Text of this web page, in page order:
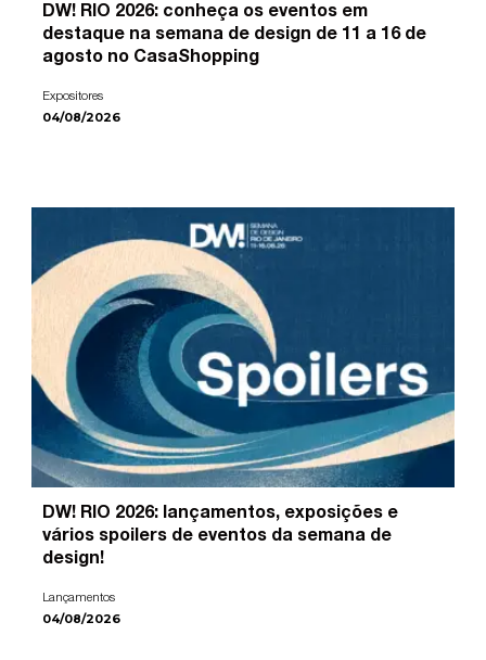
DW! RIO 2026: conheça os eventos em
destaque na semana de design de 11 a 16 de
agosto no CasaShopping
Expositores
04/08/2026
DW! RIO 2026: lançamentos, exposições e
vários spoilers de eventos da semana de
design!
Lançamentos
04/08/2026